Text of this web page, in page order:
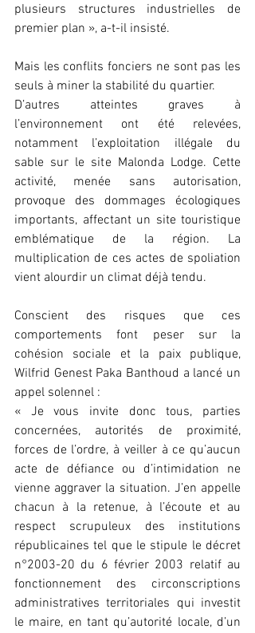
plusieurs structures industrielles de
premier plan », a-t-il insisté.
Mais les conflits fonciers ne sont pas les
seuls à miner la stabilité du quartier.
D’autres atteintes graves à
l’environnement ont été relevées,
notamment l’exploitation illégale du
sable sur le site Malonda Lodge. Cette
activité, menée sans autorisation,
provoque des dommages écologiques
importants, affectant un site touristique
emblématique de la région. La
multiplication de ces actes de spoliation
vient alourdir un climat déjà tendu.
Conscient des risques que ces
comportements font peser sur la
cohésion sociale et la paix publique,
Wilfrid Genest Paka Banthoud a lancé un
appel solennel :
« Je vous invite donc tous, parties
concernées, autorités de proximité,
forces de l’ordre, à veiller à ce qu’aucun
acte de défiance ou d’intimidation ne
vienne aggraver la situation. J’en appelle
chacun à la retenue, à l’écoute et au
respect scrupuleux des institutions
républicaines tel que le stipule le décret
n°2003-20 du 6 février 2003 relatif au
fonctionnement des circonscriptions
administratives territoriales qui investit
le maire, en tant qu’autorité locale, d’un